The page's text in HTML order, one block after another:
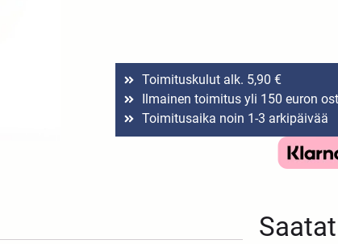
Toimituskulut alk. 5,90 €
Ilmainen toimitus yli 150 euron
Toimitusaika noin 1-3 arkipäivää